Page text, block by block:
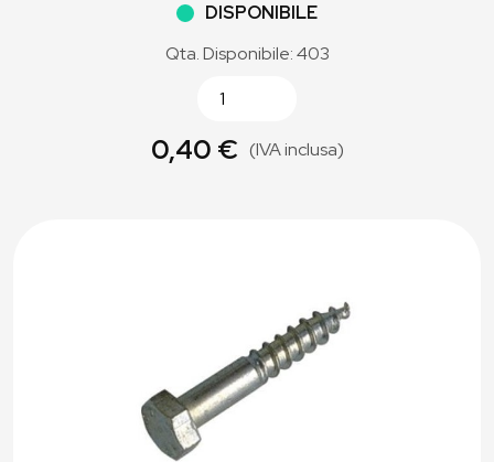
DISPONIBILE
Qta. Disponibile: 403
0,40 € (IVA inclusa)